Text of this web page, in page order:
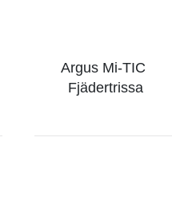
Argus Mi-TIC
Fjädertrissa